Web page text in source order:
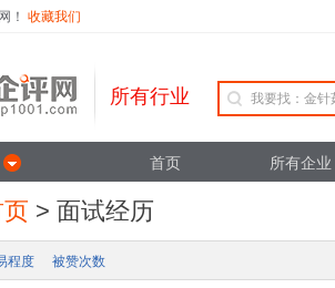
！ 收藏我们
所有行业
首页 所有企业
> 面试经历
程度 被赞次数